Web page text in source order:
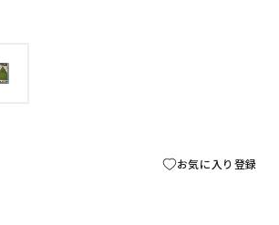
お気に入り登録